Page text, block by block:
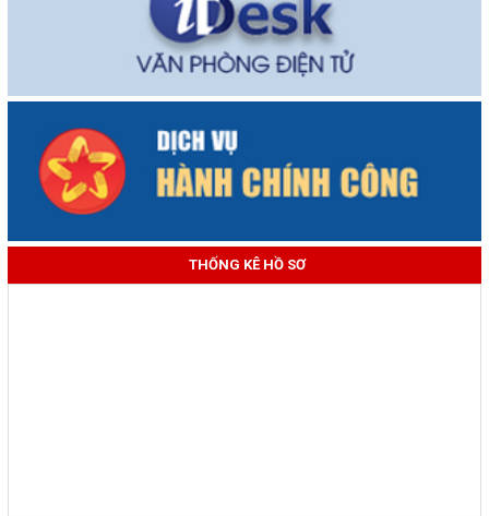
THỐNG KÊ HỒ SƠ